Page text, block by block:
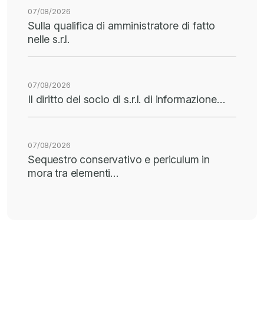
07/08/2026
Sulla qualifica di amministratore di fatto
nelle s.r.l.
07/08/2026
Il diritto del socio di s.r.l. di informazione…
07/08/2026
Sequestro conservativo e periculum in
mora tra elementi…